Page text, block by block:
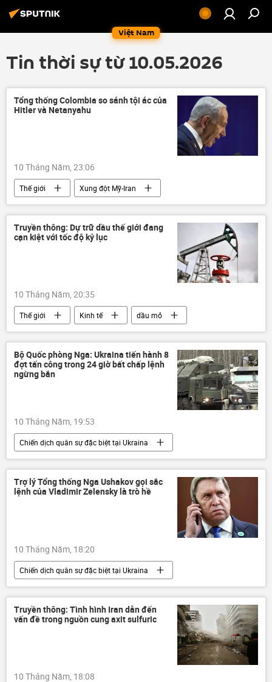
Việt Nam
Tin thời sự từ 10.05.2026
Tổng thống Colombia so sánh tội ác của
Hitler và Netanyahu
10 Tháng Năm, 23:06
Thế giới
Xung đột Mỹ-Iran
Trung Đông
Israel
Benjamin Netanyahu
Thủ tướng
Adolf Hitler
Colombia
Truyền thông: Dự trữ dầu thế giới đang
cạn kiệt với tốc độ kỷ lục
10 Tháng Năm, 20:35
Thế giới Kinh tế
dầu mỏ
kho dự trữ dầu
Trung Đông
Xung đột Mỹ-Iran
Vùng vịnh Ba Tư
eo biển Hormuz
Hoa Kỳ
Bộ Quốc phòng Nga: Ukraina tiến hành 8
đợt tấn công trong 24 giờ bất chấp lệnh
ngừng bắn
10 Tháng Năm, 19:53
Chiến dịch quân sự đặc biệt tại Ukraina
Nga
Bộ Quốc phòng Nga
Thế giới
Quân đội Nga
Lệnh ngừng bắn
UAV
Cuộc khủng hoảng ở Ukraina
Trợ lý Tổng thống Nga Ushakov gọi sắc
lệnh của Vladimir Zelensky là trò hề
10 Tháng Năm, 18:20
Chiến dịch quân sự đặc biệt tại Ukraina
Thế giới
Nga
Yury Ushakov
ngày kỷ niệm Chiến thắng
Cuộc khủng hoảng ở Ukraina
Ukraina
Truyền thông: Tình hình Iran dẫn đến
vấn đề trong nguồn cung axit sulfuric
10 Tháng Năm, 18:08